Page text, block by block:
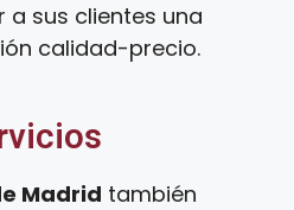
sus clientes una
calidad-precio.
Madrid también